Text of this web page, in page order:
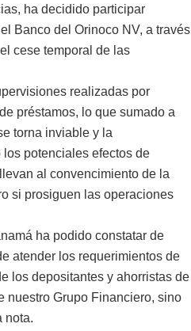
ha decidido participar
Banco del Orinoco NV, a través
cese temporal de las
realizadas por
préstamos, lo que sumado a
torna inviable y la
potenciales efectos de
al convencimiento de la
si prosiguen las operaciones
ha podido constatar de
atender los requerimientos de
los depositantes y ahorristas de
nuestro Grupo Financiero, sino
nota.